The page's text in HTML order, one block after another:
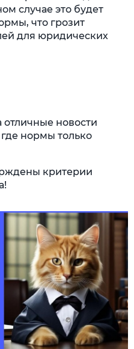
случае это будет
что грозит
для юридических
новости
нормы только
критерии